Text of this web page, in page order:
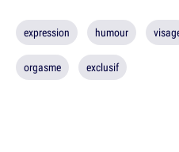
expression humour
orgasme exclusif